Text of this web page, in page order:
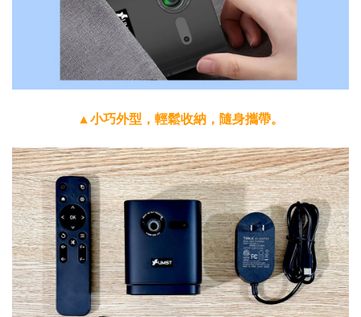
▲小巧外型，輕鬆收納，隨身攜帶。